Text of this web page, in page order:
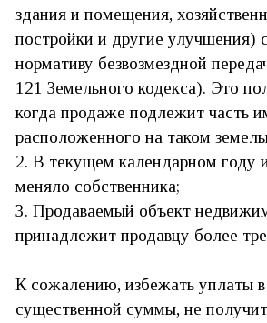
здания и помещения,
постройки и другие улучшения)
нормативу безвозмездной
121 Земельного кодекса). Это
когда продаже подлежит часть
расположенного на таком
2. В текущем календарном году
меняло собственника;
3. Продаваемый объект
принадлежит продавцу более
К сожалению, избежать уплаты
существенной суммы, не